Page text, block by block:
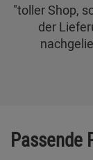
"toller Shop,
der
Passende